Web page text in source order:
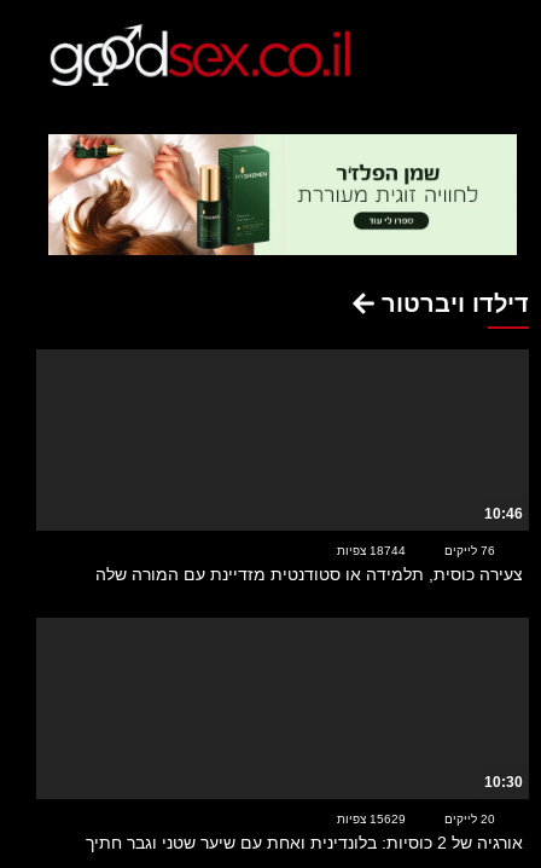
דילדו ויברטור
10:46
76 לייקים 18744 צפיות
צעירה כוסית, תלמידה או סטודנטית מזדיינת עם המורה שלה
10:30
20 לייקים 15629 צפיות
אורגיה של 2 כוסיות: בלונדינית ואחת עם שיער שטני וגבר חתיך